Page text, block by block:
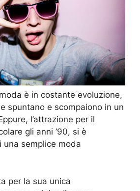
è in costante evoluzione,
spuntano e scompaiono in un
l’attrazione per il
gli anni ’90, si è
semplice moda
per la sua unica